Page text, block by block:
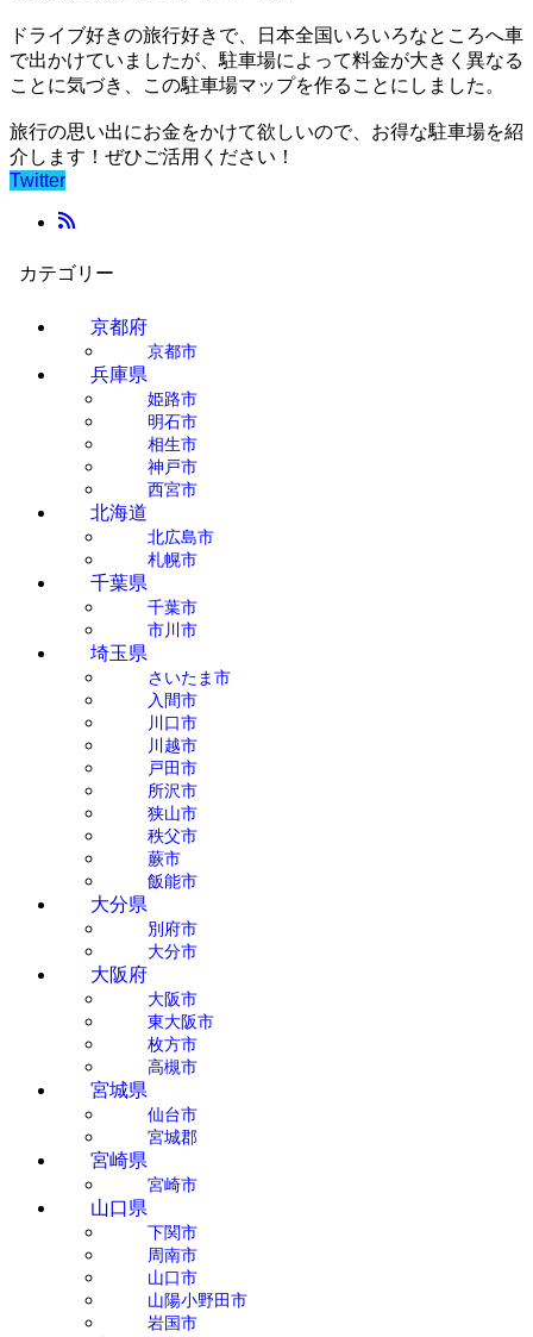
ドライブ好きの旅行好きで、日本全国いろいろなところへ車
で出かけていましたが、駐車場によって料金が大きく異なる
ことに気づき、この駐車場マップを作ることにしました。
旅行の思い出にお金をかけて欲しいので、お得な駐車場を紹
介します！ぜひご活用ください！
Twitter
カテゴリー
京都府
京都市
兵庫県
姫路市
明石市
相生市
神戸市
西宮市
北海道
北広島市
札幌市
千葉県
千葉市
市川市
埼玉県
さいたま市
入間市
川口市
川越市
戸田市
所沢市
狭山市
秩父市
蕨市
飯能市
大分県
別府市
大分市
大阪府
大阪市
東大阪市
枚方市
高槻市
宮城県
仙台市
宮城郡
宮崎県
宮崎市
山口県
下関市
周南市
山口市
山陽小野田市
岩国市